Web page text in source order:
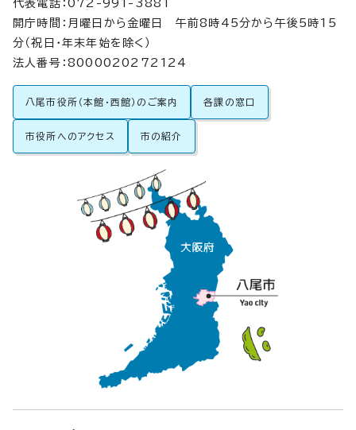
代表電話：072-991-3881
開庁時間：月曜日から金曜日 午前8時45分から午後5時15
分（祝日・年末年始を除く）
法人番号：8000020272124
八尾市役所（本館・西館）のご案内 各課の窓口
市役所へのアクセス 市の紹介